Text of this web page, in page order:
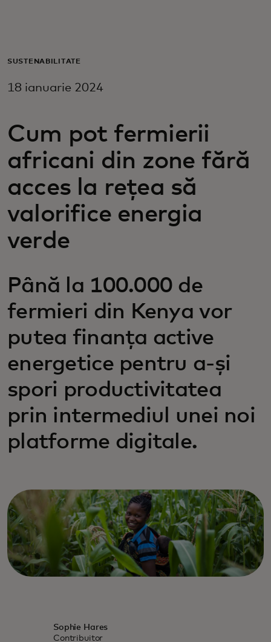
Pentru companii
Pentru inovatori
Știri și tendințe
SUSTENABILITATE
18 ianuarie 2024
Cum pot fermierii
africani din zone fără
acces la rețea să
valorifice energia
verde
Până la 100.000 de
fermieri din Kenya vor
putea finanța active
energetice pentru a-și
spori productivitatea
prin intermediul unei noi
platforme digitale.
Sophie Hares
Contribuitor